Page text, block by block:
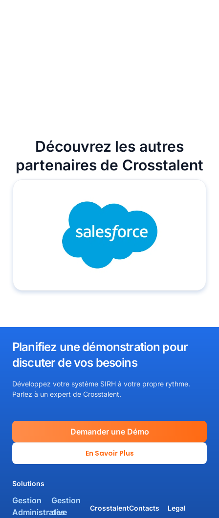
Découvrez les autres
partenaires de Crosstalent
Planifiez une démonstration pour
discuter de vos besoins​
Développez votre système SIRH à votre propre rythme.
Parlez à un expert de Crosstalent.
En Savoir Plus
Demander une Démo
Crosstalent
Solutions
Gestion
Administrative
Gestion
des
Contacts Legal